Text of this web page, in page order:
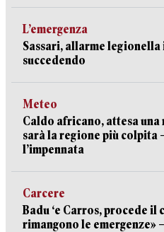
L’emergenza
Sassari, allarme legionella
succedendo
Meteo
Caldo africano, attesa una
sarà la regione più colpita
l’impennata
Carcere
Badu ‘e Carros, procede il
rimangono le emergenze»